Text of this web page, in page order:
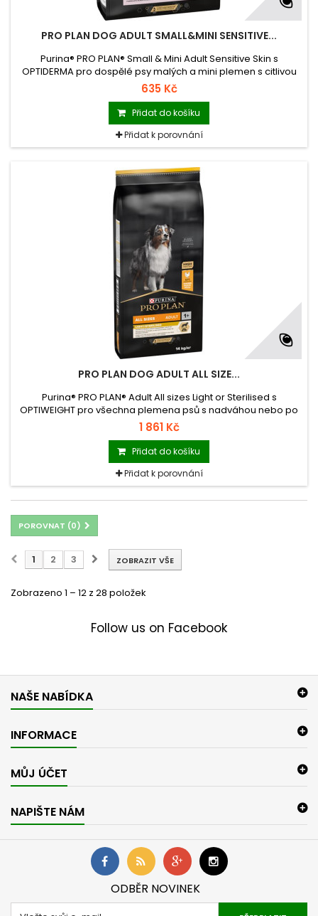
PRO PLAN DOG ADULT SMALL&MINI SENSITIVE...
Purina® PRO PLAN® Small & Mini Adult Sensitive Skin s
OPTIDERMA pro dospělé psy malých a mini plemen s citlivou
kůží. Granulované krmivo s vysokým obsahem lososa.
635 Kč
Přidat do košíku
Přidat k porovnání
PRO PLAN DOG ADULT ALL SIZE...
Purina® PRO PLAN® Adult All sizes Light or Sterilised s
OPTIWEIGHT pro všechna plemena psů s nadváhou nebo po
kastraci. Granulované krmivo s vysokým obsahem kuřete.
1 861 Kč
Přidat do košíku
Přidat k porovnání
POROVNAT (0)
ZOBRAZIT VŠE
1 2 3
Zobrazeno 1 – 12 z 28 položek
Follow us on Facebook
NAŠE NABÍDKA
INFORMACE
MŮJ ÚČET
NAPIŠTE NÁM
ODBĚR NOVINEK